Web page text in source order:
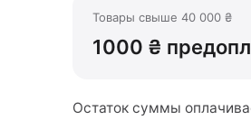
Товары свыше 40 000 ₴
1000 ₴
Остаток суммы